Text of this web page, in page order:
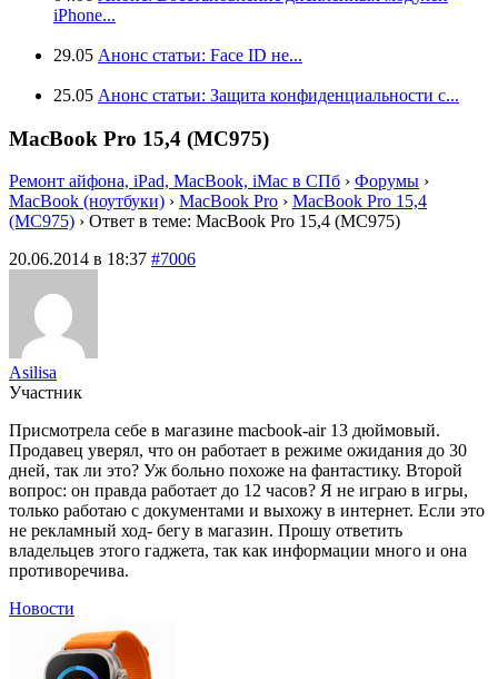
iPhone...
29.05 Анонс статьи: Face ID не...
25.05 Анонс статьи: Защита конфиденциальности с...
MacBook Pro 15,4 (MC975)
Ремонт айфона, iPad, MacBook, iMac в СПб › Форумы ›
MacBook (ноутбуки) › MacBook Pro › MacBook Pro 15,4
(MC975) › Ответ в теме: MacBook Pro 15,4 (MC975)
20.06.2014 в 18:37 #7006
Asilisa
Участник
Присмотрела себе в магазине macbook-air 13 дюймовый.
Продавец уверял, что он работает в режиме ожидания до 30
дней, так ли это? Уж больно похоже на фантастику. Второй
вопрос: он правда работает до 12 часов? Я не играю в игры,
только работаю с документами и выхожу в интернет. Если это
не рекламный ход- бегу в магазин. Прошу ответить
владельцев этого гаджета, так как информации много и она
противоречива.
Новости